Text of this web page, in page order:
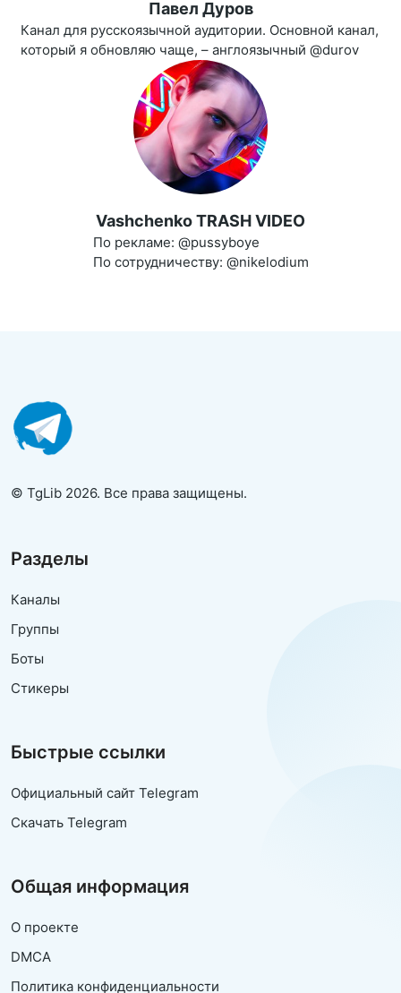
Павел Дуров
Канал для русскоязычной аудитории. Основной канал,
который я обновляю чаще, – англоязычный @durov
Vashchenko TRASH VIDEO
По рекламе: @pussyboye
По сотрудничеству: @nikelodium
© TgLib 2026. Все права защищены.
Разделы
Каналы
Группы
Боты
Стикеры
Быстрые ссылки
Официальный сайт Telegram
Скачать Telegram
Общая информация
О проекте
DMCA
Политика конфиденциальности